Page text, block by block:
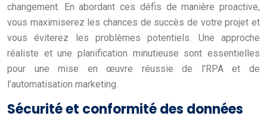
changement. En abordant ces défis de manière proactive,
vous maximiserez les chances de succès de votre projet et
vous éviterez les problèmes potentiels. Une approche
réaliste et une planification minutieuse sont essentielles
pour une mise en œuvre réussie de l’RPA et de
l’automatisation marketing.
Sécurité et conformité des données